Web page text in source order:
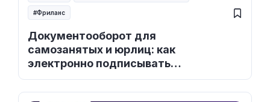
Документооборот для
самозанятых и юрлиц: как
электронно подписывать
документы
Фриланс